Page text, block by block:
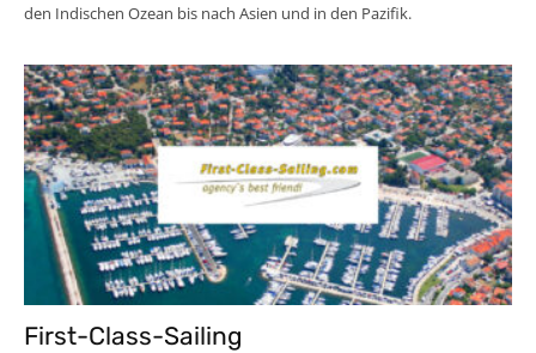
den Indischen Ozean bis nach Asien und in den Pazifik.
First-Class-Sailing